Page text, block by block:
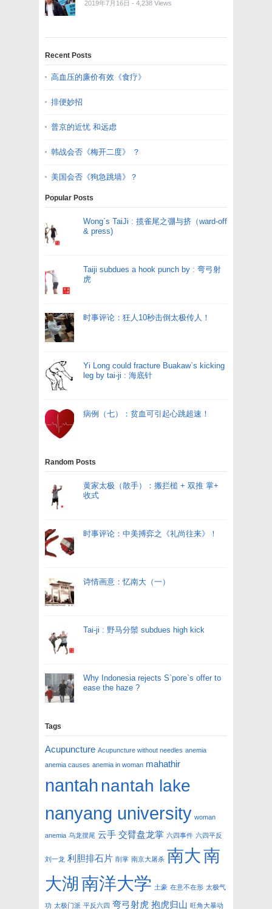
2019年7月16日 - 4,238 Views
Recent Posts
高血压的廉价有效《食疗》
排便妙招
普京的近忧 和远虑
韩战会否《梅开二度》 ？
美国会否《狗急跳墙》？
Popular Posts
Wong`s TaiJi : 揽雀尾之弸与挤（ward-off
& press)
Taiji subdues a hook punch by : 弯弓射
虎
时事评论：狂人10秒击倒太极传人！
Yi Long could fracture Buakaw`s kicking
leg by tai-ji : 海底针
病例（七）：贫血可引起心跳超速！
Random Posts
黄家太极（散手）：搬拦槌 + 双推 掌+
收式
时事评论：中美搏弈之《礼尚往来》！
诗情画意：忆南大（一）
Tai-ji : 野马分鬃 subdues high kick
Why Indonesia rejects S`pore`s offer to
ease the haze ?
Tags
Acupuncture Acupuncture without needles anemia
anemia causes anemia in woman mahathir
nantahnantah lake
nanyang university woman
anemia 乌龙摆尾 云手 交臂盘龙掌 六四事件 六四平反
刘一龙 利胆排石片 削掌 南京大屠杀 南大南
大湖 南洋大学 土豪 在意不在形 太极气
功 太极门派 平反六四 弯弓射虎 抱虎归山 旺角大暴动